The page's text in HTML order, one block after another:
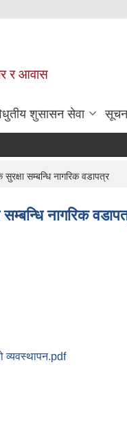
र आवास
शुसासन सेवा
सम्बन्धि नागरिक वडापत्र
नागरिक
व्यवस्थापन.pdf